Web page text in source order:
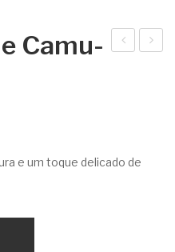
Camu-
e um toque delicado de